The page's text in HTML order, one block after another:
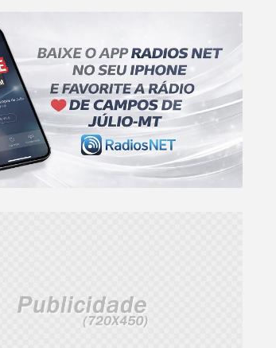
porta-voz da
INSCRIÇÕES ABERTAS
Prouni abre
primeiro semestre
CONFERIR